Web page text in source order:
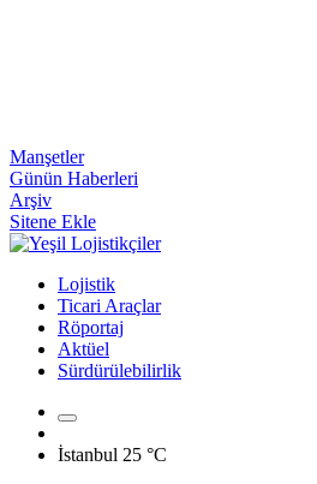
Manşetler
Günün Haberleri
Arşiv
Sitene Ekle
Lojistik
Ticari Araçlar
Röportaj
Aktüel
Sürdürülebilirlik
İstanbul 25 °C